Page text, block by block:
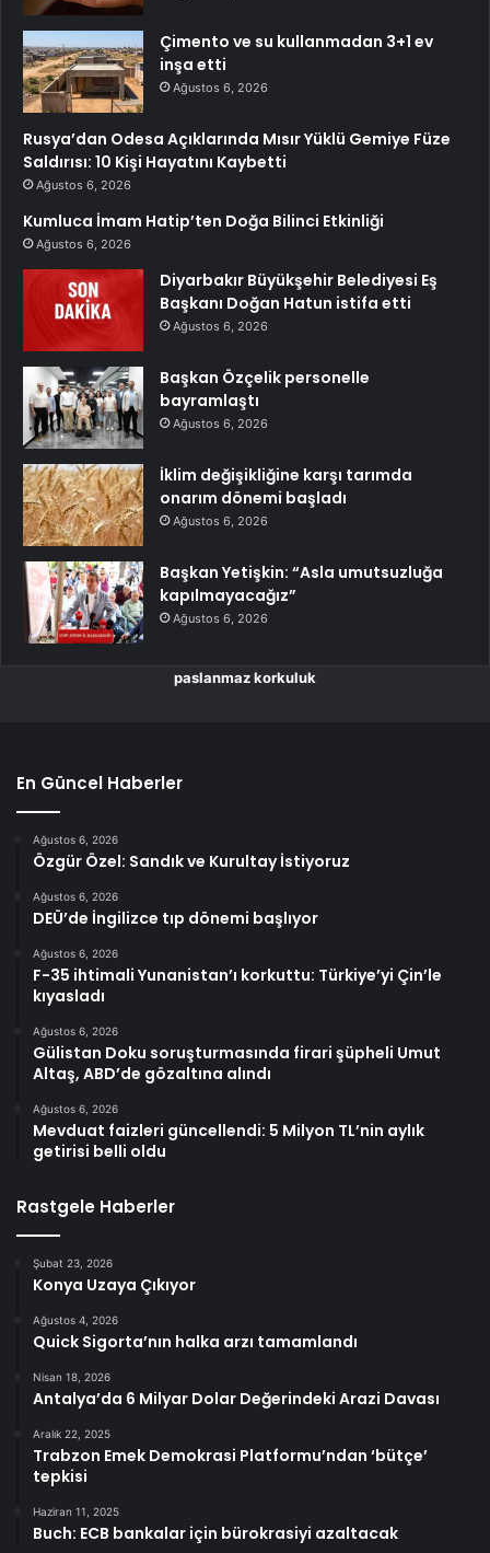
Çimento ve su kullanmadan 3+1 ev
inşa etti
Ağustos 6, 2026
Rusya’dan Odesa Açıklarında Mısır Yüklü Gemiye Füze
Saldırısı: 10 Kişi Hayatını Kaybetti
Ağustos 6, 2026
Kumluca İmam Hatip’ten Doğa Bilinci Etkinliği
Ağustos 6, 2026
Diyarbakır Büyükşehir Belediyesi Eş
Başkanı Doğan Hatun istifa etti
Ağustos 6, 2026
Başkan Özçelik personelle
bayramlaştı
Ağustos 6, 2026
İklim değişikliğine karşı tarımda
onarım dönemi başladı
Ağustos 6, 2026
Başkan Yetişkin: “Asla umutsuzluğa
kapılmayacağız”
Ağustos 6, 2026
paslanmaz korkuluk
En Güncel Haberler
Ağustos 6, 2026
Özgür Özel: Sandık ve Kurultay İstiyoruz
Ağustos 6, 2026
DEÜ’de İngilizce tıp dönemi başlıyor
Ağustos 6, 2026
F-35 ihtimali Yunanistan’ı korkuttu: Türkiye’yi Çin’le
kıyasladı
Ağustos 6, 2026
Gülistan Doku soruşturmasında firari şüpheli Umut
Altaş, ABD’de gözaltına alındı
Ağustos 6, 2026
Mevduat faizleri güncellendi: 5 Milyon TL’nin aylık
getirisi belli oldu
Rastgele Haberler
Şubat 23, 2026
Konya Uzaya Çıkıyor
Ağustos 4, 2026
Quick Sigorta’nın halka arzı tamamlandı
Nisan 18, 2026
Antalya’da 6 Milyar Dolar Değerindeki Arazi Davası
Aralık 22, 2025
Trabzon Emek Demokrasi Platformu’ndan ‘bütçe’
tepkisi
Haziran 11, 2025
Buch: ECB bankalar için bürokrasiyi azaltacak